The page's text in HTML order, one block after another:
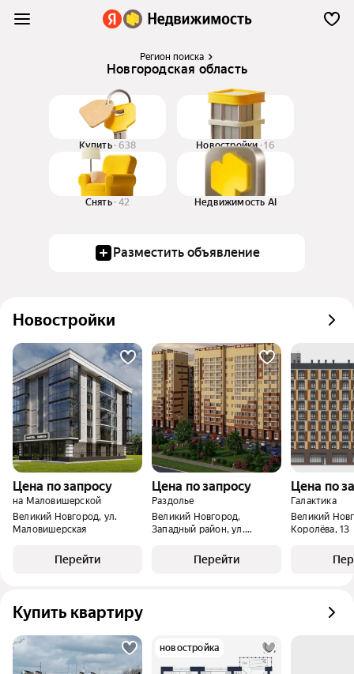
Регион поиска
Новгородская область
Купить 638
Снять 42
Новостройки 16
Недвижимость AI
Разместить объявление
Новостройки
Цена по запросу
на Маловишерской
Великий Новгород, ул.
Маловишерская
Перейти
Цена по запросу
Раздолье
Великий Новгород,
Западный район, ул.
Перейти
Цена по
Галактика
Великий
Королёва, 13
Купить квартиру
новостройка